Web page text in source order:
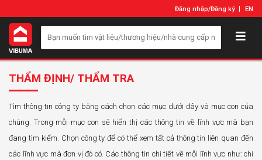
Đăng nhập/Đăng ký EN
THẨM ĐỊNH/ THẨM TRA
Tìm thông tin công ty bằng cách chọn các mục dưới đây và mục con của
chúng. Trong mỗi mục con sẽ hiển thị các thông tin về lĩnh vực mà bạn
đang tìm kiếm. Chọn công ty để có thể xem tất cả thông tin liên quan đến
các lĩnh vực mà đơn vị đó có. Các thông tin chi tiết về mỗi lĩnh vực như: chi